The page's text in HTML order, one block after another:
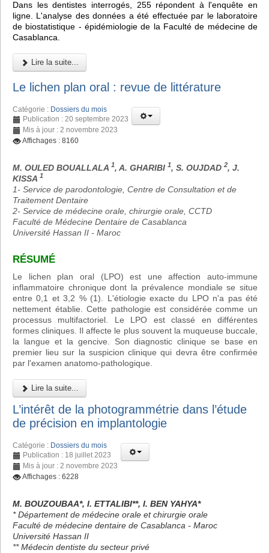
Dans les dentistes interrogés, 255 répondent à l'enquête en
ligne. L'analyse des données a été effectuée par le laboratoire
de biostatistique - épidémiologie de la Faculté de médecine de
Casablanca.
Lire la suite...
Le lichen plan oral : revue de littérature
Catégorie : Dossiers du mois
Publication : 20 septembre 2023
Mis à jour : 2 novembre 2023
Affichages : 8160
M. OULED BOUALLALA 1, A. GHARIBI 1, S. OUJDAD 2, J.
KISSA 1
1- Service de parodontologie, Centre de Consultation et de
Traitement Dentaire
2- Service de médecine orale, chirurgie orale, CCTD
Faculté de Médecine Dentaire de Casablanca
Université Hassan II - Maroc
RÉSUMÉ
Le lichen plan oral (LPO) est une affection auto-immune
inflammatoire chronique dont la prévalence mondiale se situe
entre 0,1 et 3,2 % (1). L'étiologie exacte du LPO n'a pas été
nettement établie. Cette pathologie est considérée comme un
processus multifactoriel. Le LPO est classé en différentes
formes cliniques. Il affecte le plus souvent la muqueuse buccale,
la langue et la gencive. Son diagnostic clinique se base en
premier lieu sur la suspicion clinique qui devra être confirmée
par l'examen anatomo-pathologique.
Lire la suite...
L’intérêt de la photogrammétrie dans l’étude
de précision en implantologie
Catégorie : Dossiers du mois
Publication : 18 juillet 2023
Mis à jour : 2 novembre 2023
Affichages : 6228
M. BOUZOUBAA*, I. ETTALIBI**, I. BEN YAHYA*
* Département de médecine orale et chirurgie orale
Faculté de médecine dentaire de Casablanca - Maroc
Université Hassan II
** Médecin dentiste du secteur privé